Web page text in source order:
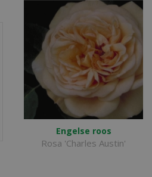
Engelse roos
Rosa 'Charles Austin'